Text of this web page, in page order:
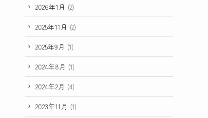
2026年1月 (2)
2025年11月 (2)
2025年9月 (1)
2024年8月 (1)
2024年2月 (4)
2023年11月 (1)